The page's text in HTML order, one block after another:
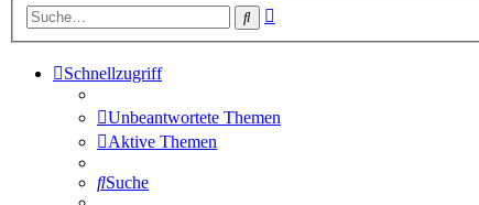
Suche
Schnellzugriff
Unbeantwortete Themen
Aktive Themen
Suche